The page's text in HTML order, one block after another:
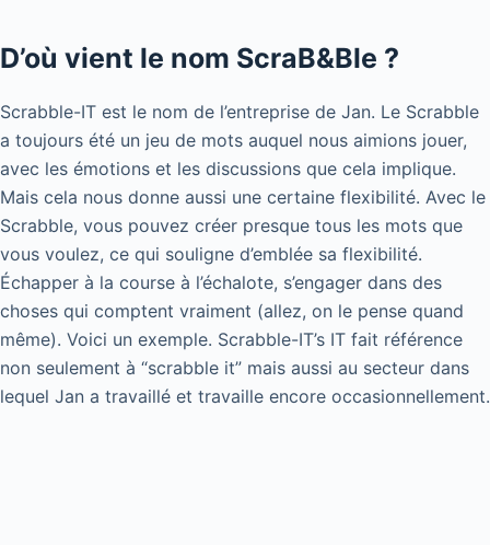
D’où vient le nom ScraB&Ble ?
Scrabble-IT est le nom de l’entreprise de Jan. Le Scrabble
a toujours été un jeu de mots auquel nous aimions jouer,
avec les émotions et les discussions que cela implique.
Mais cela nous donne aussi une certaine flexibilité. Avec le
Scrabble, vous pouvez créer presque tous les mots que
vous voulez, ce qui souligne d’emblée sa flexibilité.
Échapper à la course à l’échalote, s’engager dans des
choses qui comptent vraiment (allez, on le pense quand
même). Voici un exemple. Scrabble-IT’s IT fait référence
non seulement à “scrabble it” mais aussi au secteur dans
lequel Jan a travaillé et travaille encore occasionnellement.